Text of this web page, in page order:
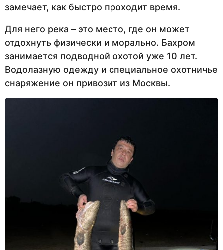
замечает, как быстро проходит время.
Для него река – это место, где он может
отдохнуть физически и морально. Бахром
занимается подводной охотой уже 10 лет.
Водолазную одежду и специальное охотничье
снаряжение он привозит из Москвы.